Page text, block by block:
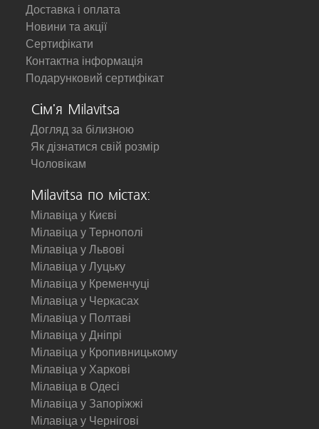
Доставка і оплата
Новини та акції
Сертифікати
Контактна інформація
Подарунковий сертифікат
Сім'я Milavitsa
Догляд за білизною
Як дізнатися свій розмір
Чоловікам
Milavitsa по містах:
Мілавіца у Києві
Мілавіца у Тернополі
Мілавіца у Львові
Мілавіца у Луцьку
Мілавіца у Кременчуці
Мілавіца у Черкасах
Мілавіца у Полтаві
Мілавіца у Дніпрі
Мілавіца у Кропивницькому
Мілавіца у Харкові
Мілавіца в Одесі
Мілавіца у Запоріжжі
Мілавіца у Чернігові